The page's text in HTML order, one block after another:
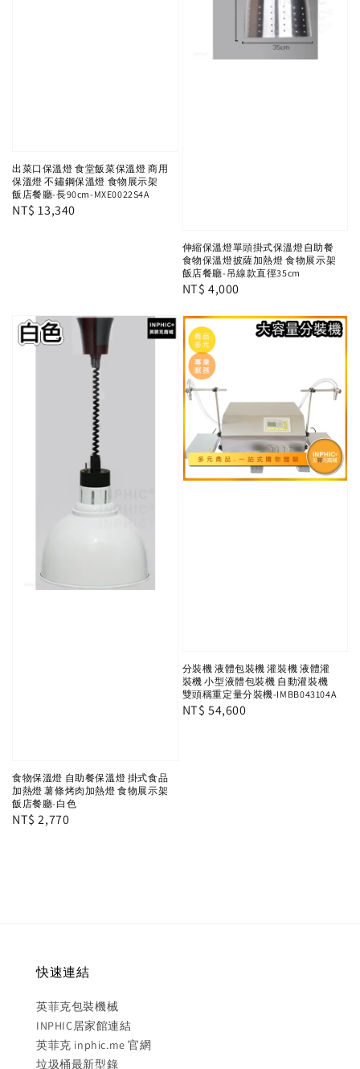
出菜口保溫燈 食堂飯菜保溫燈 商用
保溫燈 不鏽鋼保溫燈 食物展示架
飯店餐廳-長90cm-MXE0022S4A
Regular
NT$ 13,340
伸縮保溫燈單頭掛式保溫燈自助餐
食物保溫燈披薩加熱燈 食物展示架
飯店餐廳-吊線款直徑35cm
Regular
NT$ 4,000
食物保溫燈 自助餐保溫燈 掛式食品
加熱燈 薯條烤肉加熱燈 食物展示架
飯店餐廳-白色
Regular
NT$ 2,770
分裝機 液體包裝機 灌裝機 液體灌
裝機 小型液體包裝機 自動灌裝機
雙頭稱重定量分裝機-IMBB043104A
Regular
NT$ 54,600
快速連結
英菲克包裝機械
INPHIC居家館連結
英菲克 inphic.me 官網
垃圾桶最新型錄